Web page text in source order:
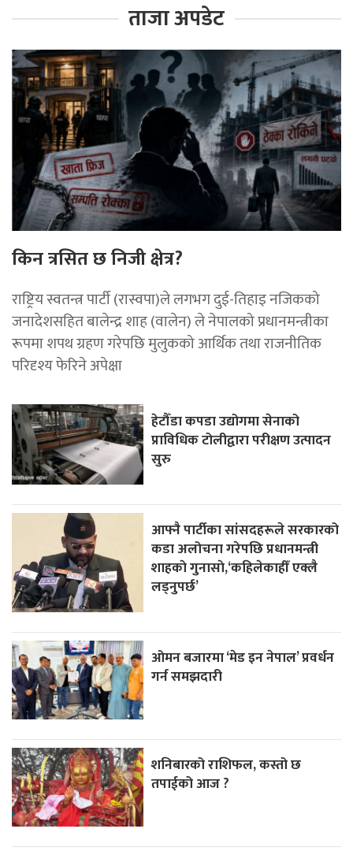
ताजा अपडेट
किन त्रसित छ निजी क्षेत्र?
राष्ट्रिय स्वतन्त्र पार्टी (रास्वपा)ले लगभग दुई-तिहाइ नजिकको
जनादेशसहित बालेन्द्र शाह (वालेन) ले नेपालको प्रधानमन्त्रीका
रूपमा शपथ ग्रहण गरेपछि मुलुकको आर्थिक तथा राजनीतिक
परिदृश्य फेरिने अपेक्षा
हेटौँडा कपडा उद्योगमा सेनाको
प्राविधिक टोलीद्वारा परीक्षण उत्पादन
सुरु
आफ्नै पार्टीका सांसदहरूले सरकारको
कडा अलोचना गरेपछि प्रधानमन्त्री
शाहकाे गुनासाे,‘कहिलेकाहीँ एक्लै
लड्नुपर्छ’
ओमन बजारमा ‘मेड इन नेपाल’ प्रवर्धन
गर्न समझदारी
शनिबारको राशिफल, कस्तो छ
तपाईको आज ?